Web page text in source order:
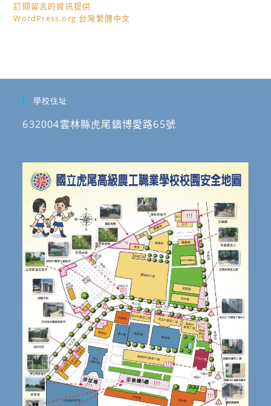
訂閱留言的資訊提供
WordPress.org 台灣繁體中文
學校住址
632004雲林縣虎尾鎮博愛路65號